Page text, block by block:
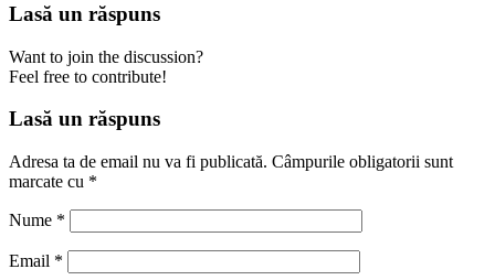
Lasă un răspuns
Want to join the discussion?
Feel free to contribute!
Lasă un răspuns
Adresa ta de email nu va fi publicată. Câmpurile obligatorii sunt
marcate cu *
Nume *
Email *